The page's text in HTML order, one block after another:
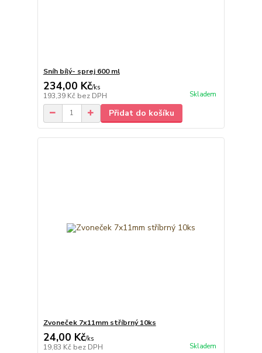
Sníh bílý- sprej 600 ml
234,00 Kč/ks
193,39 Kč bez DPH Skladem
Přidat do košíku
Zvoneček 7x11mm stříbrný 10ks
24,00 Kč/ks
19,83 Kč bez DPH Skladem